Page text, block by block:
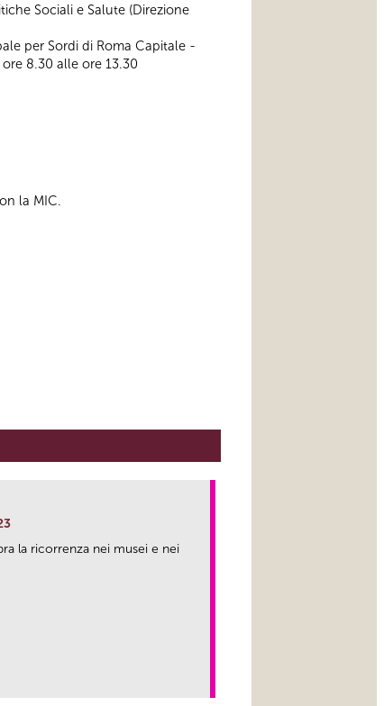
Sociali e Salute (Direzione
per Sordi di Roma Capitale -
8.30 alle ore 13.30
la MIC.
la ricorrenza nei musei e nei